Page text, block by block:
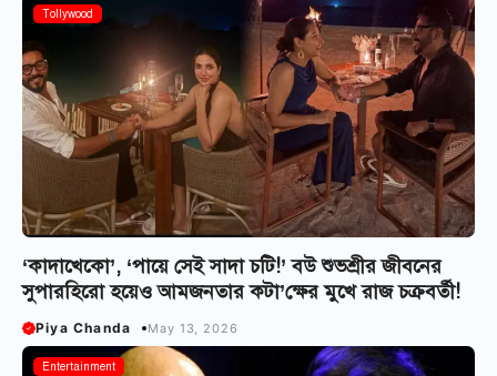
Tollywood
‘কাদাখেকো’, ‘পায়ে সেই সাদা চটি!’ বউ শুভশ্রীর জীবনের
সুপারহিরো হয়েও আমজনতার কটা’ক্ষের মুখে রাজ চক্রবর্তী!
Piya Chanda May 13, 2026
Entertainment